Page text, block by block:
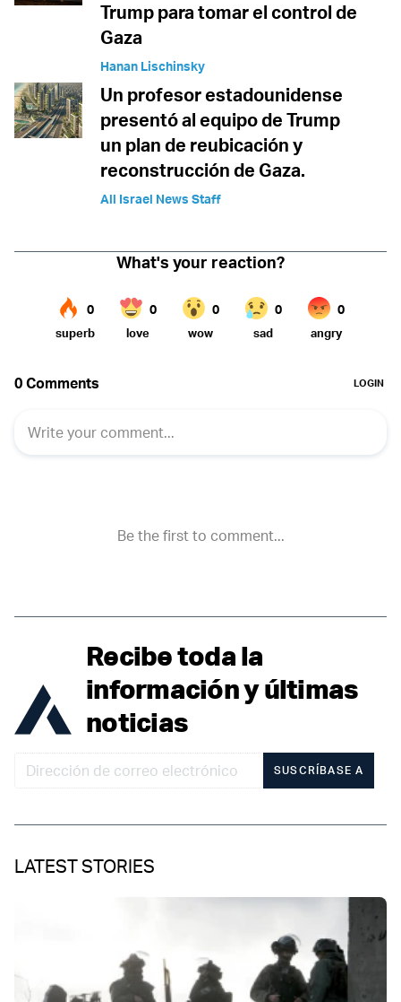
Trump para tomar el control de
Gaza
Hanan Lischinsky
Un profesor estadounidense
presentó al equipo de Trump
un plan de reubicación y
reconstrucción de Gaza.
All Israel News Staff
Recibe toda la
información y últimas
noticias
SUSCRÍBASE A
LATEST STORIES